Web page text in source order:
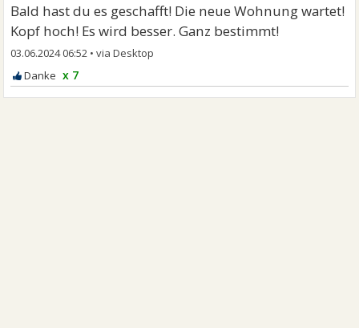
Bald hast du es geschafft! Die neue Wohnung wartet!
Kopf hoch! Es wird besser. Ganz bestimmt!
03.06.2024 06:52 •
x 7